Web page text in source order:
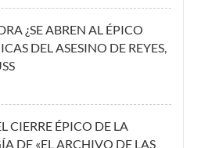
¿SE ABREN AL ÉPICO
DEL ASESINO DE REYES,
CIERRE ÉPICO DE LA
DE «EL ARCHIVO DE LAS